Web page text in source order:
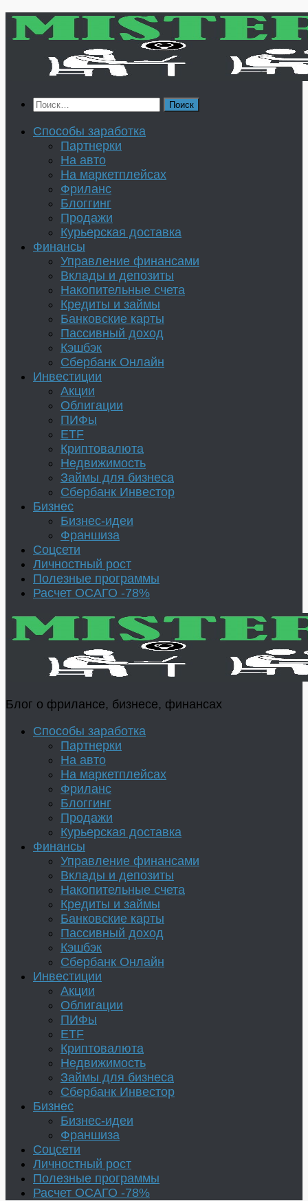
Перейти
Найти:
Способы заработка
Партнерки
На авто
На маркетплейсах
Фриланс
Блоггинг
Продажи
Курьерская доставка
Финансы
Управление финансами
Вклады и депозиты
Накопительные счета
Кредиты и займы
Банковские карты
Пассивный доход
Кэшбэк
Сбербанк Онлайн
Инвестиции
Акции
Облигации
ПИФы
ETF
Криптовалюта
Недвижимость
Займы для бизнеса
Сбербанк Инвестор
Бизнес
Бизнес-идеи
Франшиза
Соцсети
Личностный рост
Полезные программы
Расчет ОСАГО -78%
Блог о фрилансе, бизнесе, финансах
Способы заработка
Партнерки
На авто
На маркетплейсах
Фриланс
Блоггинг
Продажи
Курьерская доставка
Финансы
Управление финансами
Вклады и депозиты
Накопительные счета
Кредиты и займы
Банковские карты
Пассивный доход
Кэшбэк
Сбербанк Онлайн
Инвестиции
Акции
Облигации
ПИФы
ETF
Криптовалюта
Недвижимость
Займы для бизнеса
Сбербанк Инвестор
Бизнес
Бизнес-идеи
Франшиза
Соцсети
Личностный рост
Полезные программы
Расчет ОСАГО -78%